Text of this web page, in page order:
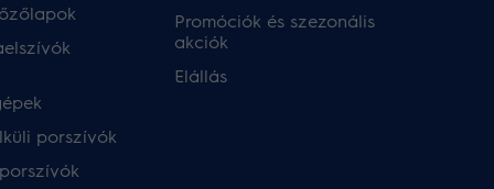
porszívók
Promóciók és szezonális
akciók
Elállás